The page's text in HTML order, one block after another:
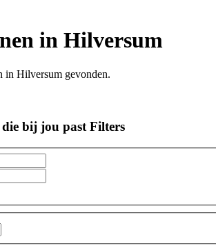
in Hilversum
in Hilversum gevonden.
bij jou past Filters